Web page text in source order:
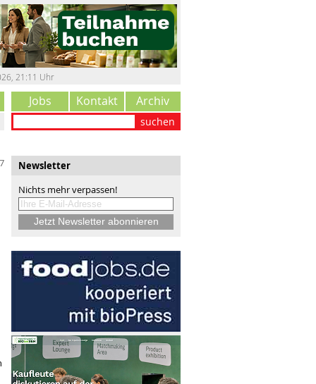
21:11 Uhr
Jobs Kontakt Archiv
suchen
Newsletter
Nichts mehr verpassen!